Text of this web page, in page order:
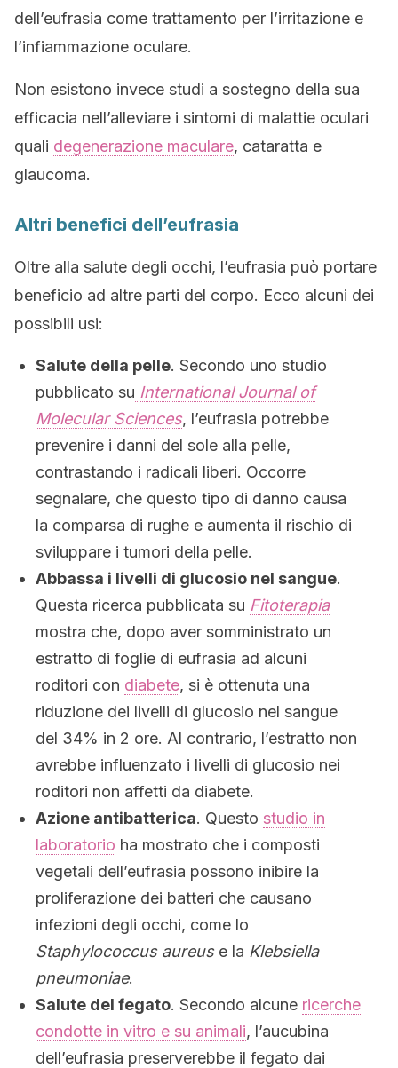
dell’eufrasia come trattamento per l’irritazione e
l’infiammazione oculare.
Non esistono invece studi a sostegno della sua
efficacia nell’alleviare i sintomi di malattie oculari
quali degenerazione maculare, cataratta e
glaucoma.
Altri benefici dell’eufrasia
Oltre alla salute degli occhi, l’eufrasia può portare
beneficio ad altre parti del corpo. Ecco alcuni dei
possibili usi:
Salute della pelle. Secondo uno studio
pubblicato su International Journal of
Molecular Sciences, l’eufrasia potrebbe
prevenire i danni del sole alla pelle,
contrastando i radicali liberi. Occorre
segnalare, che questo tipo di danno causa
la comparsa di rughe e aumenta il rischio di
sviluppare i tumori della pelle.
Abbassa i livelli di glucosio nel sangue.
Questa ricerca pubblicata su Fitoterapia
mostra che, dopo aver somministrato un
estratto di foglie di eufrasia ad alcuni
roditori con diabete, si è ottenuta una
riduzione dei livelli di glucosio nel sangue
del 34% in 2 ore. Al contrario, l’estratto non
avrebbe influenzato i livelli di glucosio nei
roditori non affetti da diabete.
Azione antibatterica. Questo studio in
laboratorio ha mostrato che i composti
vegetali dell’eufrasia possono inibire la
proliferazione dei batteri che causano
infezioni degli occhi, come lo
Staphylococcus aureuse la Klebsiella
pneumoniae.
Salute del fegato. Secondo alcune ricerche
condotte in vitro e su animali, l’aucubina
dell’eufrasia preserverebbe il fegato dai